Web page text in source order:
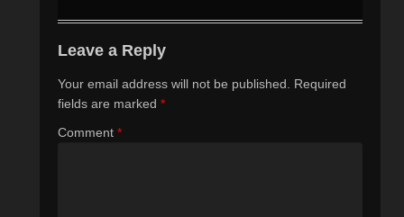
Leave a Reply
Your email address will not be published.
Required
fields are marked *
Comment *